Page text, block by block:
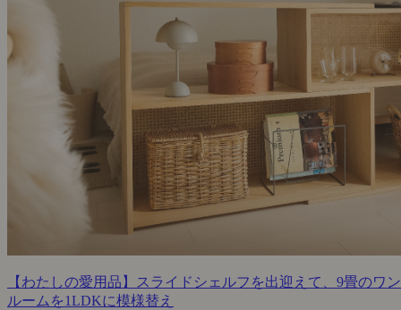
【わたしの愛用品】スライドシェルフを出迎えて、9畳のワン
ルームを1LDKに模様替え